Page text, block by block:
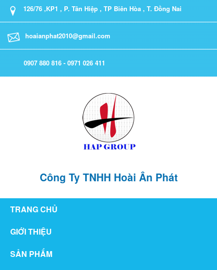
126/76 ,KP1 , P. Tân Hiệp , TP Biên Hòa , T. Đồng Nai
hoaianphat2010@gmail.com
0907 880 816 - 0971 026 411
Công Ty TNHH Hoài Ân Phát
TRANG CHỦ
GIỚI THIỆU
SẢN PHẨM